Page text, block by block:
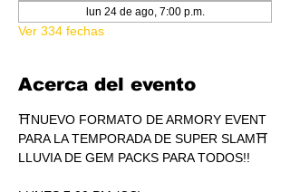
lun 24 de ago, 7:00 p.m.
Ver 334 fechas
Acerca del evento
⛩NUEVO FORMATO DE ARMORY EVENT
PARA LA TEMPORADA DE SUPER SLAM⛩
LLUVIA DE GEM PACKS PARA TODOS!!